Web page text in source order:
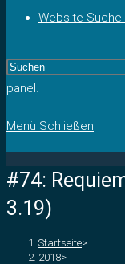
Website-
panel.
Menü Schließen
#74:
3.19)
Startseite>
2018>